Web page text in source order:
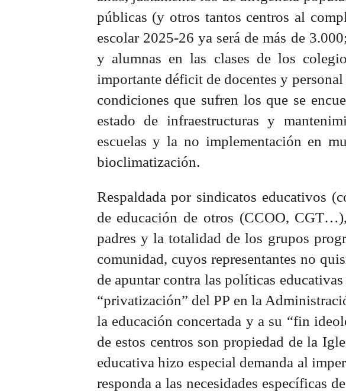
públicas (y otros tantos centros al
escolar 2025-26 ya será de más de
y alumnas en las clases de los
importante déficit de docentes y
condiciones que sufren los que se
estado de infraestructuras y
escuelas y la no implementación en
bioclimatización.
Respaldada por sindicatos educativos
de educación de otros (CCOO,
padres y la totalidad de los grupos
comunidad, cuyos representantes no
de apuntar contra las políticas
“privatización” del PP en la
la educación concertada y a su “fin
de estos centros son propiedad de la
educativa hizo especial demanda al
responda a las necesidades específicas